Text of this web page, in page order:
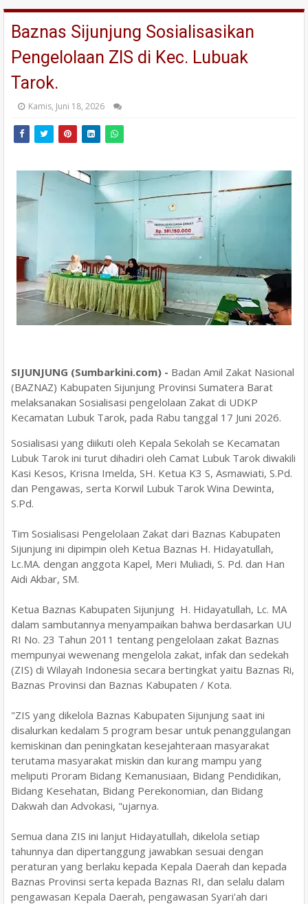
Baznas Sijunjung Sosialisasikan
Pengelolaan ZIS di Kec. Lubuak
Tarok.
Kamis, Juni 18, 2026
SIJUNJUNG (Sumbarkini.com) - Badan Amil Zakat Nasional
(BAZNAZ) Kabupaten Sijunjung Provinsi Sumatera Barat
melaksanakan Sosialisasi pengelolaan Zakat di UDKP
Kecamatan Lubuk Tarok, pada Rabu tanggal 17 Juni 2026.
Sosialisasi yang diikuti oleh Kepala Sekolah se Kecamatan
Lubuk Tarok ini turut dihadiri oleh Camat Lubuk Tarok diwakili
Kasi Kesos, Krisna Imelda, SH. Ketua K3 S, Asmawiati, S.Pd.
dan Pengawas, serta Korwil Lubuk Tarok Wina Dewinta,
S.Pd.
Tim Sosialisasi Pengelolaan Zakat dari Baznas Kabupaten
Sijunjung ini dipimpin oleh Ketua Baznas H. Hidayatullah,
Lc.MA. dengan anggota Kapel, Meri Muliadi, S. Pd. dan Han
Aidi Akbar, SM.
Ketua Baznas Kabupaten Sijunjung H. Hidayatullah, Lc. MA
dalam sambutannya menyampaikan bahwa berdasarkan UU
RI No. 23 Tahun 2011 tentang pengelolaan zakat Baznas
mempunyai wewenang mengelola zakat, infak dan sedekah
(ZIS) di Wilayah Indonesia secara bertingkat yaitu Baznas Ri,
Baznas Provinsi dan Baznas Kabupaten / Kota.
"ZIS yang dikelola Baznas Kabupaten Sijunjung saat ini
disalurkan kedalam 5 program besar untuk penanggulangan
kemiskinan dan peningkatan kesejahteraan masyarakat
terutama masyarakat miskin dan kurang mampu yang
meliputi Proram Bidang Kemanusiaan, Bidang Pendidikan,
Bidang Kesehatan, Bidang Perekonomian, dan Bidang
Dakwah dan Advokasi, "ujarnya.
Semua dana ZIS ini lanjut Hidayatullah, dikelola setiap
tahunnya dan dipertanggung jawabkan sesuai dengan
peraturan yang berlaku kepada Kepala Daerah dan kepada
Baznas Provinsi serta kepada Baznas RI, dan selalu dalam
pengawasan Kepala Daerah, pengawasan Syari'ah dari